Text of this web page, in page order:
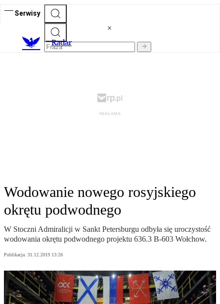
Serwisy
Radar
Wodowanie nowego rosyjskiego
okrętu podwodnego
W Stoczni Admiralicji w Sankt Petersburgu odbyła się uroczystość
wodowania okrętu podwodnego projektu 636.3 B-603 Wołchow.
Publikacja: 31.12.2019 13:26